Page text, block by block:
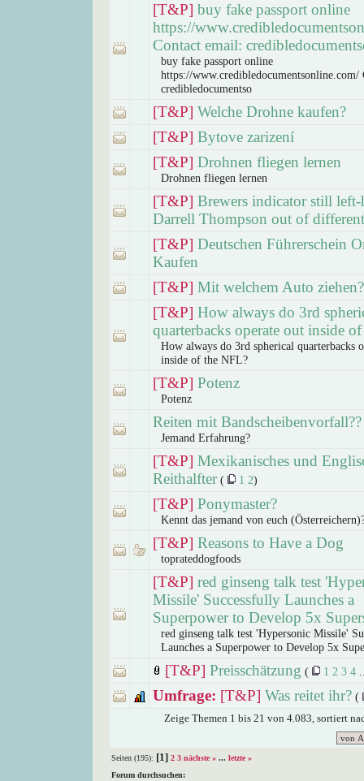
[T&P] buy fake passport online
https://
Contact email:
buy fake passport online
https://www.credibledocumentsonline.com/
credibledocumentso
[T&P] Welche Drohne kaufen?
[T&P] Bytove zarizení
[T&P] Drohnen fliegen lernen
Drohnen fliegen lernen
[T&P] Brewers indicator still left-
Darrell Thompson out of
[T&P] Deutschen Führerschein
Kaufen
[T&P] Mit welchem Auto ziehen?
[T&P] How always do 3rd
quarterbacks operate out inside
How always do 3rd spherical quarterbacks
inside of the NFL?
[T&P] Potenz
Potenz
Reiten mit Bandscheibenvorfall??
Jemand Erfahrung?
[T&P] Mexikanisches und
Reithalfter( 1 2)
[T&P] Ponymaster?
Kennt das jemand von euch
[T&P] Reasons to Have a Dog
toprateddogfoods
[T&P] red ginseng talk test
Missile' Successfully Launches a
Superpower to Develop 5x
red ginseng talk test 'Hypersonic Missile'
Launches a Superpower to Develop 5x
[T&P] Preisschätzung ( 1 2 3 4
Umfrage: [T&P] Was reitet ihr? (
Zeige Themen 1 bis 21 von 4.083, sortiert
Seiten (195): [1] 2 3 nächste » ... letzte »
Forum durchsuchen: